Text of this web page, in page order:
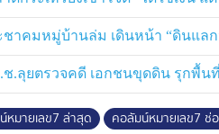
ชาคมหมู่บ้านล่ม เดินหน้า “ดินแล
.ลุยตรวจคดี เอกชนขุดดิน รุกพื้น
หมายเลข7 ล่าสุด คอลัมน์หมายเลข7 ช่